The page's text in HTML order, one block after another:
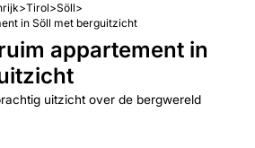
>Tirol>Söll>
in Söll met berguitzicht
appartement in
uitzicht over de bergwereld